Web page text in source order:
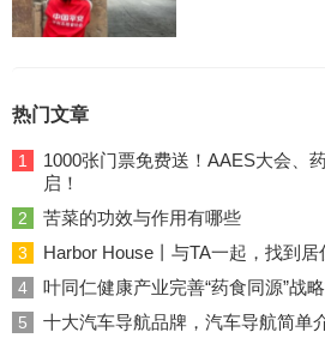
热门文章
1
1000张门票免费送！AAES大会、
启！
2 苦菜的功效与作用有哪些
3 Harbor House丨与TA一起，找到
4 叶同仁健康产业完善“药食同源”战
5 十大汽车导航品牌，汽车导航简单